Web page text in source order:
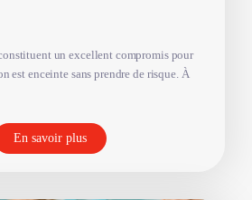
un excellent compromis pour
est enceinte sans prendre de risque. À
En savoir plus